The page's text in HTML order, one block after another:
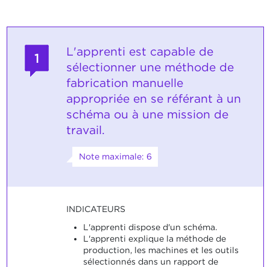
1
L'apprenti est capable de
sélectionner une méthode de
fabrication manuelle
appropriée en se référant à un
schéma ou à une mission de
travail.
Note maximale: 6
INDICATEURS
L'apprenti dispose d'un schéma.
L'apprenti explique la méthode de
production, les machines et les outils
sélectionnés dans un rapport de